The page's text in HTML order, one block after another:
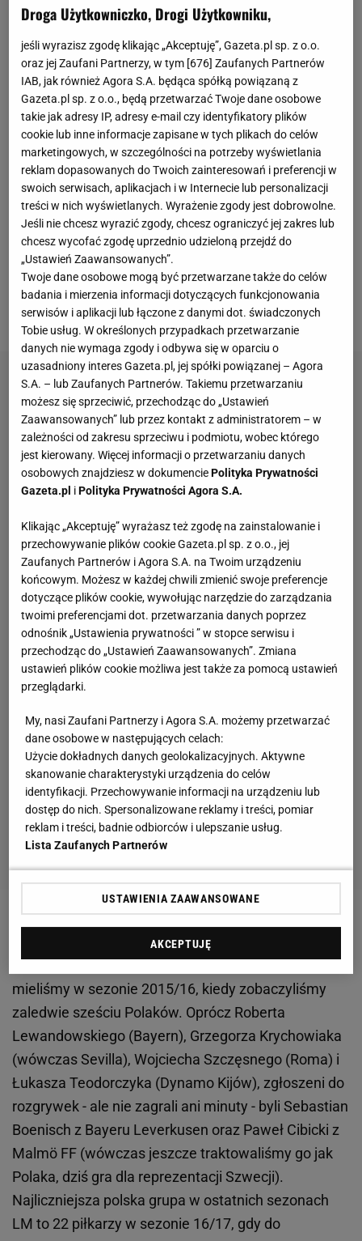
rzadko się zdarzało, by wszyscy byli dla swoich
LM dziewięciu Polaków (Lewandowski, Piszczek,
Glik, Zieliński, Milik, Szczęsny, Teodorczyk, Łukasz
Skorupski, Jakub Rzeźniczak), ale Szczęsny i Łukasz
Skorupski byli wówczas tylko zmiennikami
pierwszych bramkarzy. I tylko Kamil Grabara w
Liverpoolu odgrywa mniej znaczącą rolę. Młody
bramkarz został bowiem zgłoszony na "Listę B", na
której znaleźli się zawodnicy poniżej 23 roku życia,
którzy od dwóch lat trenują w drużynie "The Reds".
Na taką listę gracze mogą być zgłaszani przez cały
sezon, nawet 24 godziny przed danym meczem
Champions League.
Mniej niż zwykle
W ostatnich latach najmniej liczną reprezentacje
mieliśmy w sezonie 2015/16, kiedy zobaczyliśmy
zaledwie sześciu Polaków. Oprócz Roberta
Lewandowskiego (Bayern), Grzegorza Krychowiaka
(wówczas Sevilla), Wojciecha Szczęsnego (Roma) i
Łukasza Teodorczyka (Dynamo Kijów), zgłoszeni do
rozgrywek - ale nie zagrali ani minuty - byli Sebastian
Boenisch z Bayeru Leverkusen oraz Paweł Cibicki z
Malmö FF (wówczas jeszcze traktowaliśmy go jak
Polaka, dziś gra dla reprezentacji Szwecji).
Najliczniejsza polska grupa w ostatnich sezonach
LM to 22 piłkarzy w sezonie 16/17, gdy do
Droga Użytkowniczko, Drogi Użytkowniku,
jeśli wyrazisz zgodę klikając „Akceptuję”, Gazeta.pl sp. z o.o.
oraz jej Zaufani Partnerzy, w tym [676] Zaufanych Partnerów
IAB, jak również Agora S.A. będąca spółką powiązaną z
Gazeta.pl sp. z o.o., będą przetwarzać Twoje dane osobowe
takie jak adresy IP, adresy e-mail czy identyfikatory plików
cookie lub inne informacje zapisane w tych plikach do celów
marketingowych, w szczególności na potrzeby wyświetlania
reklam dopasowanych do Twoich zainteresowań i preferencji w
swoich serwisach, aplikacjach i w Internecie lub personalizacji
treści w nich wyświetlanych. Wyrażenie zgody jest dobrowolne.
Jeśli nie chcesz wyrazić zgody, chcesz ograniczyć jej zakres lub
chcesz wycofać zgodę uprzednio udzieloną przejdź do
„Ustawień Zaawansowanych”.
Twoje dane osobowe mogą być przetwarzane także do celów
badania i mierzenia informacji dotyczących funkcjonowania
serwisów i aplikacji lub łączone z danymi dot. świadczonych
Tobie usług. W określonych przypadkach przetwarzanie
danych nie wymaga zgody i odbywa się w oparciu o
uzasadniony interes Gazeta.pl, jej spółki powiązanej – Agora
S.A. – lub Zaufanych Partnerów. Takiemu przetwarzaniu
możesz się sprzeciwić, przechodząc do „Ustawień
Zaawansowanych” lub przez kontakt z administratorem – w
zależności od zakresu sprzeciwu i podmiotu, wobec którego
jest kierowany. Więcej informacji o przetwarzaniu danych
osobowych znajdziesz w dokumenciePolityka Prywatności
Gazeta.pl iPolityka Prywatności Agora S.A.
Klikając „Akceptuję” wyrażasz też zgodę na zainstalowanie i
przechowywanie plików cookie Gazeta.pl sp. z o.o., jej
Zaufanych Partnerów i Agora S.A. na Twoim urządzeniu
końcowym. Możesz w każdej chwili zmienić swoje preferencje
dotyczące plików cookie, wywołując narzędzie do zarządzania
twoimi preferencjami dot. przetwarzania danych poprzez
odnośnik „Ustawienia prywatności ” w stopce serwisu i
przechodząc do „Ustawień Zaawansowanych”. Zmiana
ustawień plików cookie możliwa jest także za pomocą ustawień
przeglądarki.
My, nasi Zaufani Partnerzy i Agora S.A. możemy przetwarzać
dane osobowe w następujących celach:
Użycie dokładnych danych geolokalizacyjnych. Aktywne
skanowanie charakterystyki urządzenia do celów
identyfikacji. Przechowywanie informacji na urządzeniu lub
dostęp do nich. Spersonalizowane reklamy i treści, pomiar
reklam i treści, badnie odbiorców i ulepszanie usług.
Lista Zaufanych Partnerów
USTAWIENIA ZAAWANSOWANE
AKCEPTUJĘ